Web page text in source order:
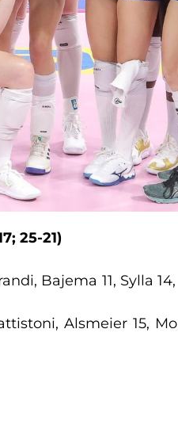
25-21)
Bajema 11, Sylla
Alsmeier 15,